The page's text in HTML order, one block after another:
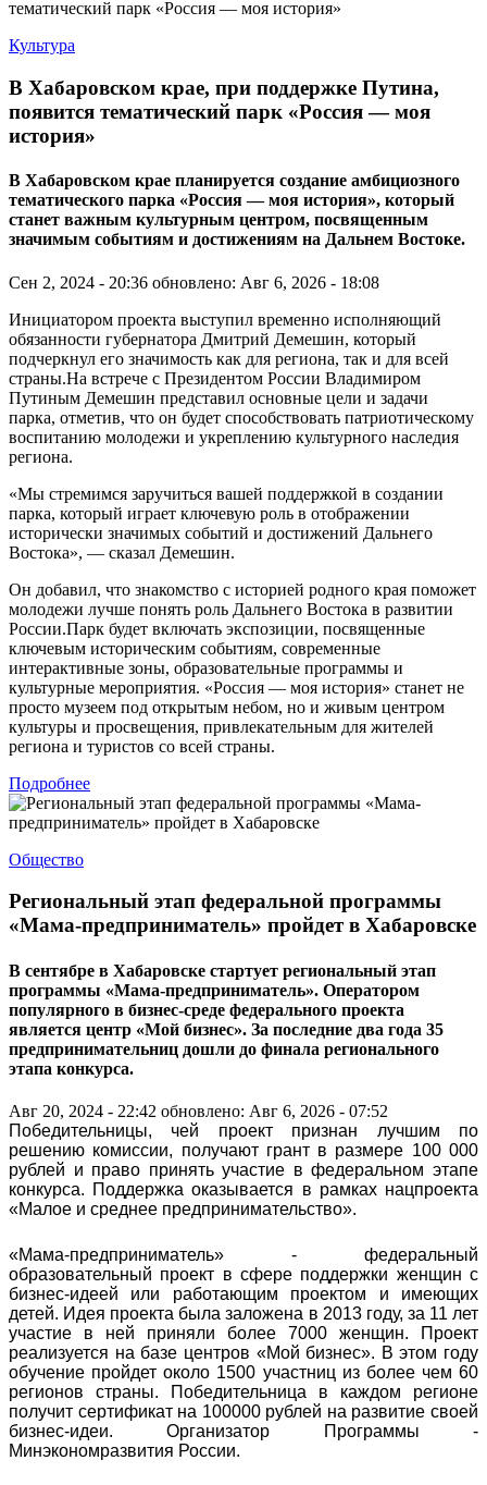
Культура
В Хабаровском крае, при поддержке Путина,
появится тематический парк «Россия — моя
история»
В Хабаровском крае планируется создание амбициозного
тематического парка «Россия — моя история», который
станет важным культурным центром, посвященным
значимым событиям и достижениям на Дальнем Востоке.
Сен 2, 2024 - 20:36 обновлено: Авг 6, 2026 - 18:08
Инициатором проекта выступил временно исполняющий
обязанности губернатора Дмитрий Демешин, который
подчеркнул его значимость как для региона, так и для всей
страны.На встрече с Президентом России Владимиром
Путиным Демешин представил основные цели и задачи
парка, отметив, что он будет способствовать патриотическому
воспитанию молодежи и укреплению культурного наследия
региона.
«Мы стремимся заручиться вашей поддержкой в создании
парка, который играет ключевую роль в отображении
исторически значимых событий и достижений Дальнего
Востока», — сказал Демешин.
Он добавил, что знакомство с историей родного края поможет
молодежи лучше понять роль Дальнего Востока в развитии
России.Парк будет включать экспозиции, посвященные
ключевым историческим событиям, современные
интерактивные зоны, образовательные программы и
культурные мероприятия. «Россия — моя история» станет не
просто музеем под открытым небом, но и живым центром
культуры и просвещения, привлекательным для жителей
региона и туристов со всей страны.
Подробнее
Общество
Региональный этап федеральной программы
«Мама-предприниматель» пройдет в Хабаровске
В сентябре в Хабаровске стартует региональный этап
программы «Мама-предприниматель». Оператором
популярного в бизнес-среде федерального проекта
является центр «Мой бизнес». За последние два года 35
предпринимательниц дошли до финала регионального
этапа конкурса.
Авг 20, 2024 - 22:42 обновлено: Авг 6, 2026 - 07:52
Победительницы, чей проект признан лучшим по
решению комиссии, получают грант в размере 100 000
рублей и право принять участие в федеральном этапе
конкурса. Поддержка оказывается в рамках нацпроекта
«Малое и среднее предпринимательство».
«Мама-предприниматель» - федеральный
образовательный проект в сфере поддержки женщин с
бизнес-идеей или работающим проектом и имеющих
детей. Идея проекта была заложена в 2013 году, за 11 лет
участие в ней приняли более 7000 женщин. Проект
реализуется на базе центров «Мой бизнес». В этом году
обучение пройдет около 1500 участниц из более чем 60
регионов страны. Победительница в каждом регионе
получит сертификат на 100000 рублей на развитие своей
бизнес-идеи. Организатор Программы -
Минэкономразвития России.